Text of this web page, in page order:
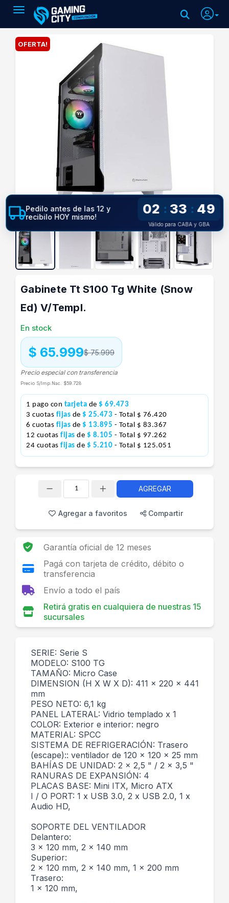
Toggle navigation
OFERTA!
Gabinete Tt S100 Tg White (Snow
Ed) V/Templ.
En stock
$ 75.999
$ 65.999
Precio especial con transferencia
Precio S/Imp.Nac. $59.728
1 pago con tarjeta de $ 69.473
3 cuotas fijas de $ 25.473 - Total $ 76.420
6 cuotas fijas de $ 13.895 - Total $ 83.367
12 cuotas fijas de $ 8.105 - Total $ 97.262
24 cuotas fijas de $ 5.210 - Total $ 125.051
Pedilo antes de las 12 y
recibilo HOY mismo!
02 : 33 : 49
Válido para CABA y GBA
AGREGAR
Agregar a favoritos Compartir
Garantía oficial de 12 meses
Pagá con tarjeta de crédito, débito o
transferencia
Envío a todo el país
Retirá gratis en cualquiera de nuestras 15
sucursales
SERIE: Serie S
MODELO: S100 TG
TAMAÑO: Micro Case
DIMENSION (H X W X D): 411 x 220 x 441
mm
PESO NETO: 6,1 kg
PANEL LATERAL: Vidrio templado x 1
COLOR: Exterior e interior: negro
MATERIAL: SPCC
SISTEMA DE REFRIGERACIÓN: Trasero
(escape):: ventilador de 120 x 120 x 25 mm
BAHÍAS DE UNIDAD: 2 x 2,5 " / 2 x 3,5 "
RANURAS DE EXPANSIÓN: 4
PLACAS BASE: Mini ITX, Micro ATX
I / O PORT: 1 x USB 3.0, 2 x USB 2.0, 1 x
Audio HD,
SOPORTE DEL VENTILADOR
Delantero:
3 x 120 mm, 2 x 140 mm
Superior:
2 x 120 mm, 2 x 140 mm, 1 x 200 mm
Trasero:
1 x 120 mm,